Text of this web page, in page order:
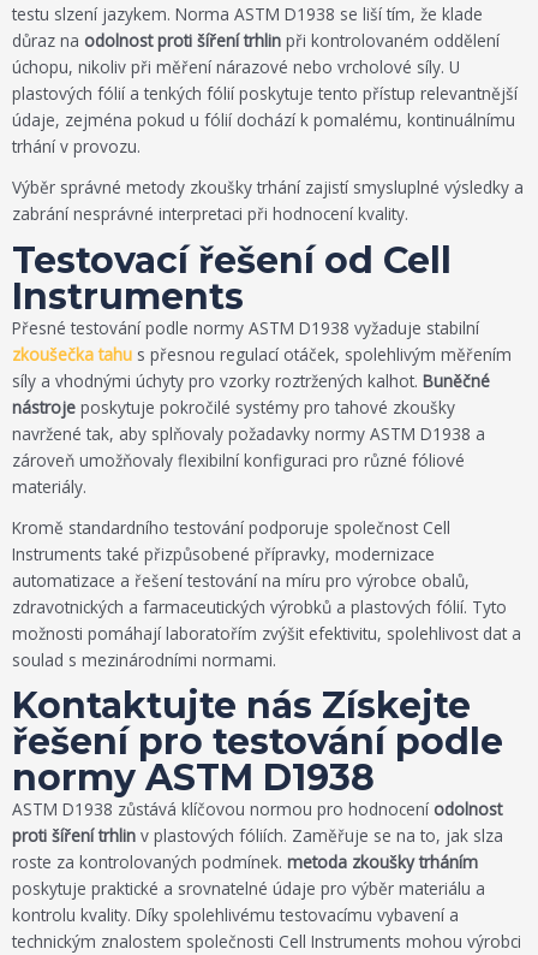
testu slzení jazykem. Norma ASTM D1938 se liší tím, že klade
důraz na odolnost proti šíření trhlin při kontrolovaném oddělení
úchopu, nikoliv při měření nárazové nebo vrcholové síly. U
plastových fólií a tenkých fólií poskytuje tento přístup relevantnější
údaje, zejména pokud u fólií dochází k pomalému, kontinuálnímu
trhání v provozu.
Výběr správné metody zkoušky trhání zajistí smysluplné výsledky a
zabrání nesprávné interpretaci při hodnocení kvality.
Testovací řešení od Cell
Instruments
Přesné testování podle normy ASTM D1938 vyžaduje stabilní
zkoušečka tahu s přesnou regulací otáček, spolehlivým měřením
síly a vhodnými úchyty pro vzorky roztržených kalhot. Buněčné
nástroje poskytuje pokročilé systémy pro tahové zkoušky
navržené tak, aby splňovaly požadavky normy ASTM D1938 a
zároveň umožňovaly flexibilní konfiguraci pro různé fóliové
materiály.
Kromě standardního testování podporuje společnost Cell
Instruments také přizpůsobené přípravky, modernizace
automatizace a řešení testování na míru pro výrobce obalů,
zdravotnických a farmaceutických výrobků a plastových fólií. Tyto
možnosti pomáhají laboratořím zvýšit efektivitu, spolehlivost dat a
soulad s mezinárodními normami.
Kontaktujte nás Získejte
řešení pro testování podle
normy ASTM D1938
ASTM D1938 zůstává klíčovou normou pro hodnocení odolnost
proti šíření trhlin v plastových fóliích. Zaměřuje se na to, jak slza
roste za kontrolovaných podmínek. metoda zkoušky trháním
poskytuje praktické a srovnatelné údaje pro výběr materiálu a
kontrolu kvality. Díky spolehlivému testovacímu vybavení a
technickým znalostem společnosti Cell Instruments mohou výrobci